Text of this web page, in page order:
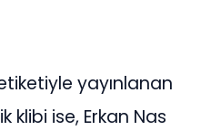
yayınlanan
klibi ise, Erkan Nas